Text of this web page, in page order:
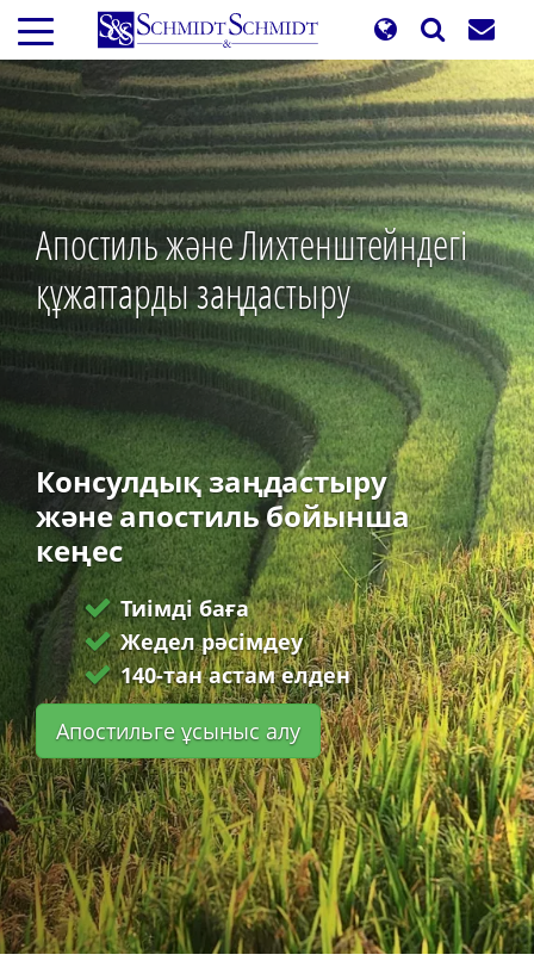
Skip
main
content
Апостиль және Лихтенштейндегі
құжаттарды заңдастыру
Консулдық заңдастыру
және апостиль бойынша
кеңес
Тиімді баға
Жедел рәсімдеу
140-тан астам елден
Апостильге ұсыныс алу